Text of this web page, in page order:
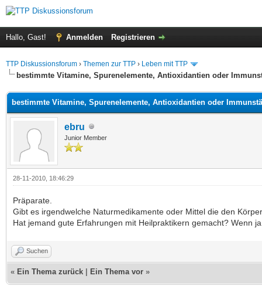
Hallo, Gast! Anmelden Registrieren
TTP Diskussionsforum › Themen zur TTP › Leben mit TTP
bestimmte Vitamine, Spurenelemente, Antioxidantien oder
bestimmte Vitamine, Spurenelemente, Antioxidantien oder
ebru
Junior Member
28-11-2010, 18:46:29
Präparate.
Gibt es irgendwelche Naturmedikamente oder Mittel die den
Hat jemand gute Erfahrungen mit Heilpraktikern gemacht? Wenn
Suchen
« Ein Thema zurück Ein Thema vor »